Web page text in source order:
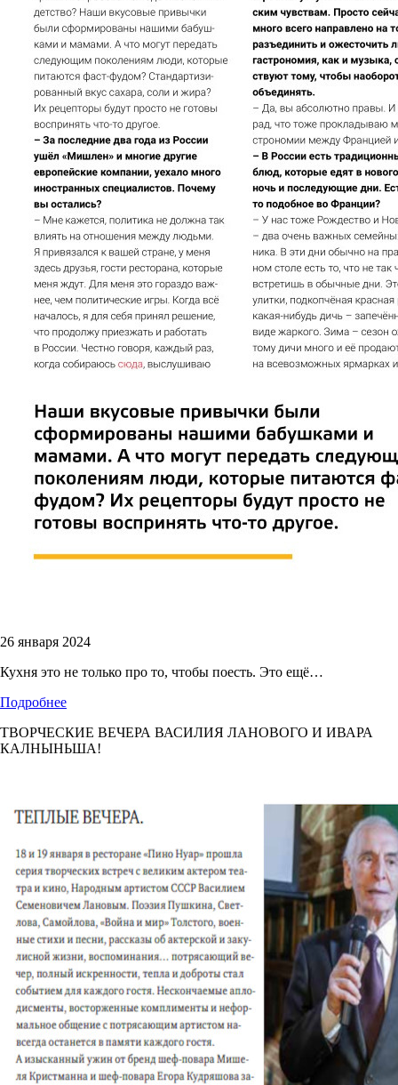
26 января 2024
Кухня это не только про то, чтобы поесть. Это ещё…
Подробнее
ТВОРЧЕСКИЕ ВЕЧЕРА ВАСИЛИЯ ЛАНОВОГО И ИВАРА
КАЛНЫНЬША!